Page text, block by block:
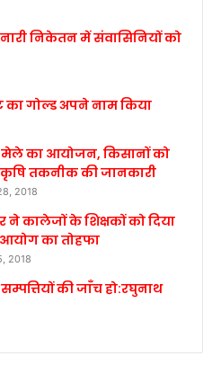
नारी निकेतन में संवासिनियों को
गोल्ड अपने नाम किया
मेले का आयोजन, किसानों को
कृषि तकनीक की जानकारी
2018
ने कालेजों के शिक्षकों को दिया
का तोहफा
2018
की जाँच हो:रघुनाथ